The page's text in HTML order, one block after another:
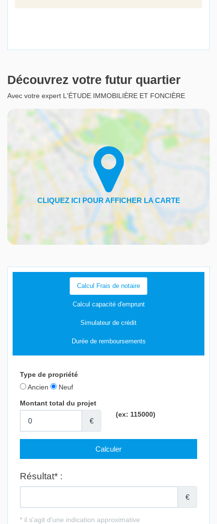
Découvrez votre futur quartier
Avec votre expert L'ÉTUDE IMMOBILIÈRE ET FONCIÈRE
Calcul Frais de notaire
Calcul capacité d'emprunt
Simulateur de crédit
Durée de remboursements